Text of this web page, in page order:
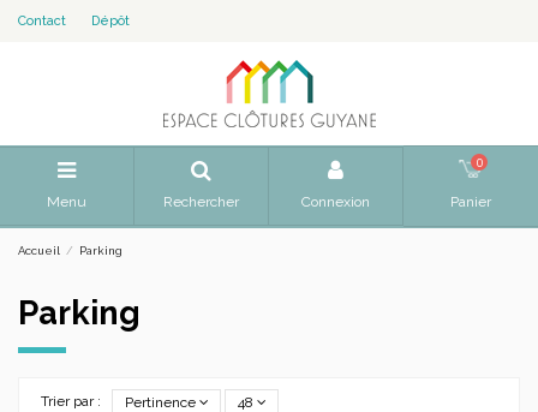
Contact Dépôt
Menu Rechercher Connexion
0
Panier
Accueil Parking
Parking
Trier par : Pertinence 48